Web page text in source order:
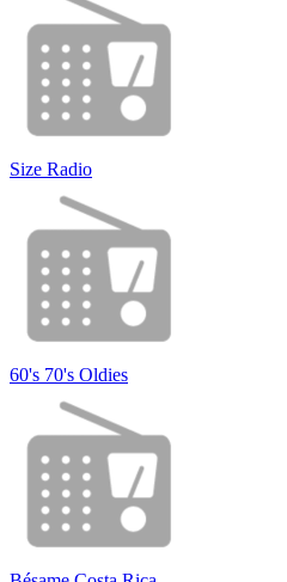
Size Radio
60's 70's Oldies